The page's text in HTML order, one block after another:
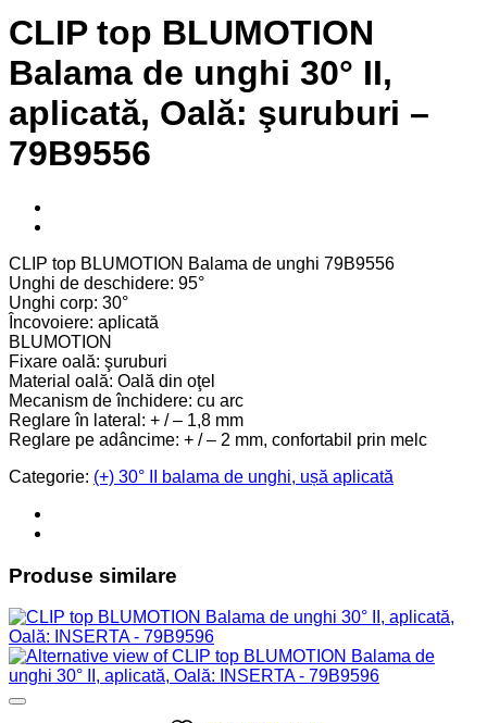
CLIP top BLUMOTION
Balama de unghi 30° II,
aplicată, Oală: şuruburi –
79B9556
CLIP top BLUMOTION Balama de unghi 79B9556
Unghi de deschidere: 95°
Unghi corp: 30°
Încovoiere: aplicată
BLUMOTION
Fixare oală: şuruburi
Material oală: Oală din oţel
Mecanism de închidere: cu arc
Reglare în lateral: + / – 1,8 mm
Reglare pe adâncime: + / – 2 mm, confortabil prin melc
Categorie: (+) 30° II balama de unghi, ușă aplicată
Produse similare